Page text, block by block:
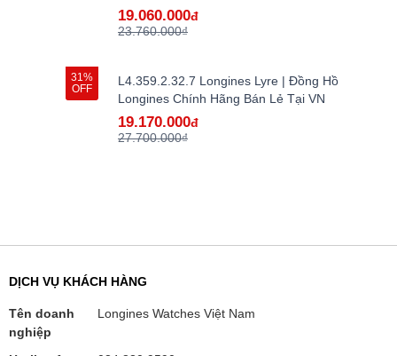
19.060.000đ
23.760.000₫
31%
OFF
L4.359.2.32.7 Longines Lyre | Đồng Hồ
Longines Chính Hãng Bán Lẻ Tại VN
19.170.000đ
27.700.000₫
DỊCH VỤ KHÁCH HÀNG
Tên doanh
nghiệp
Longines Watches Việt Nam